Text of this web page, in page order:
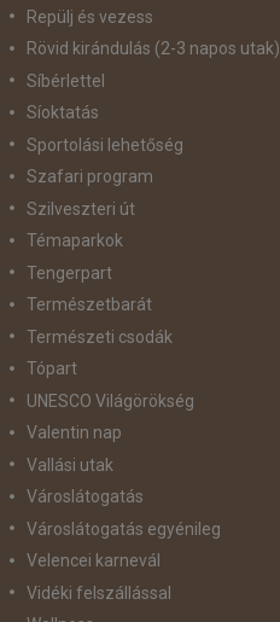
Repülj és vezess
Rövid kirándulás (2-3 napos utak)
Síbérlettel
Síoktatás
Sportolási lehetőség
Szafari program
Szilveszteri út
Témaparkok
Tengerpart
Természetbarát
Természeti csodák
Tópart
UNESCO Világörökség
Valentin nap
Vallási utak
Városlátogatás
Városlátogatás egyénileg
Velencei karnevál
Vidéki felszállással